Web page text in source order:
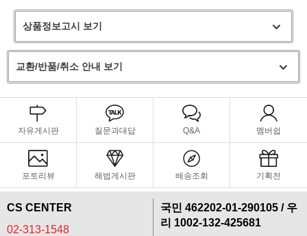
상품정보고시 보기
교환/반품/취소 안내 보기
자유게시판 질문과대답 Q&A 멤버쉽
포토리뷰 해법게시판 배송조회 기획전
CS CENTER
02-313-1548
국민 462202-01-290105 / 우
리 1002-132-425681